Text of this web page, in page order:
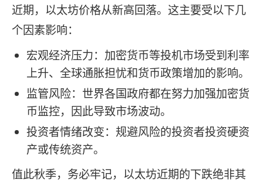
近期，以太坊价格从新高回落。这主要受以下几
个因素影响：
宏观经济压力：加密货币等投机市场受到利率
上升、全球通胀担忧和货币政策增加的影响。
监管风险：世界各国政府都在努力加强加密货
币监控，因此导致市场波动。
投资者情绪改变：规避风险的投资者投资硬资
产或传统资产。
值此秋季，务必牢记，以太坊近期的下跌绝非其